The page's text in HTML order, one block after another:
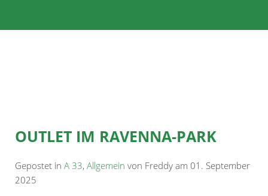
OUTLET IM RAVENNA-PARK
Gepostet in A 33, Allgemein von Freddy am 01. September
2025